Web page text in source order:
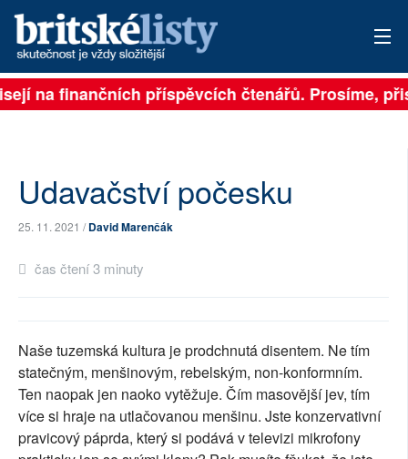
PŘIHLÁSIT
ARCHIV
ROZHOVORY
TÉMATA
AUTOŘI
PŘÍSPĚVKY NA PROVOZ
SOCIÁLNÍ SÍTĚ
na finančních příspěvcích čtenářů. Prosíme,
Udavačství počesku
25. 11. 2021 /David Marenčák
čas čtení 3 minuty
Naše tuzemská kultura je prodchnutá disentem. Ne tím
statečným, menšinovým, rebelským, non-konformním.
Ten naopak jen naoko vytěžuje. Čím masovější jev, tím
více si hraje na utlačovanou menšinu. Jste konzervativní
pravicový páprda, který si podává v televizi mikrofony